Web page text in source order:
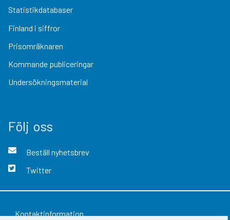
Statistikdatabaser
Finland i siffror
Prisomräknaren
Kommande publiceringar
Undersökningsmaterial
Följ oss
Beställ nyhetsbrev
Twitter
Kontaktinformation